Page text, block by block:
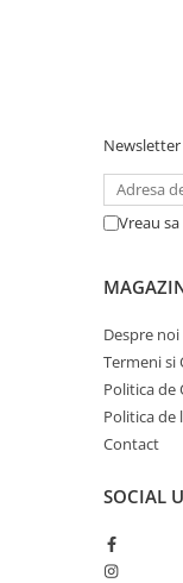
Newsletter
Vreau
Despre noi
Termeni si
Politica
Politica de
Contact
SOCIAL